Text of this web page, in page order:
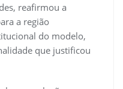
reafirmou a
a região
do modelo,
que justificou